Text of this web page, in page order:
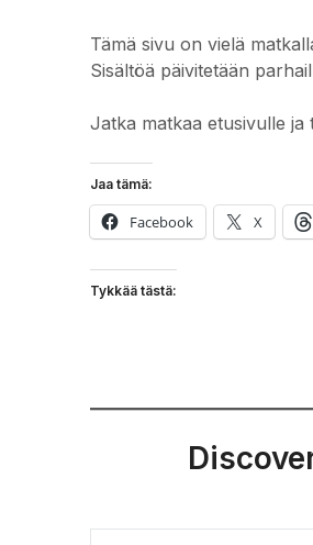
Tämä sivu on vielä
Sisältöä päivitetään
Jatka matkaa etusivulle
Jaa tämä:
Facebook X
Tykkää tästä:
TYPE YOUR EMAIL…